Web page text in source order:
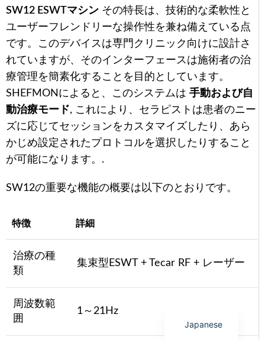
SW12 ESWTマシン その特長は、技術的な柔軟性と
ユーザーフレンドリーな操作性を兼ね備えている点
です。このデバイスは専門クリニック向けに設計さ
れていますが、そのインターフェースは施術者の治
療管理を簡素化することを目的としています。
SHEFMONによると、このシステムは 手動および自
動治療モード, これにより、セラピストは患者のニー
ズに応じてセッションをカスタマイズしたり、あら
かじめ設定されたプロトコルを選択したりすること
が可能になります。.
SW12の重要な機能の概要は以下のとおりです。
特徴 詳細
治療の種
類
集束型ESWT + Tecar RF + レーザー
周波数範
囲
1～21Hz
Japanese
Spanish
French
Korean
Arabic